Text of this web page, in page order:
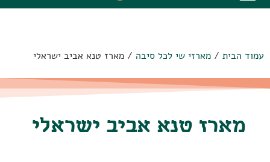
עמוד הבית / מארזי שי לכל סיבה / מארז טנא אביב ישראלי
מארז טנא אביב ישראלי